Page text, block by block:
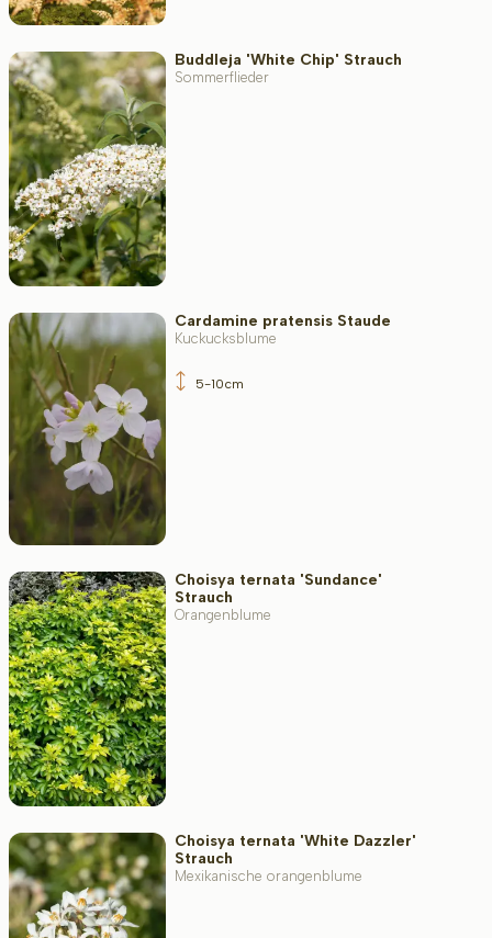
Buddleja 'White Chip' Strauch
Sommerflieder
Cardamine pratensis Staude
Kuckucksblume
5-10cm
Choisya ternata 'Sundance'
Strauch
Orangenblume
Choisya ternata 'White Dazzler'
Strauch
Mexikanische orangenblume